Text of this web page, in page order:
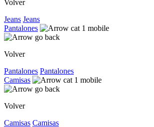
Volver
Jeans Jeans
Pantalones
Volver
Pantalones Pantalones
Camisas
Volver
Camisas Camisas